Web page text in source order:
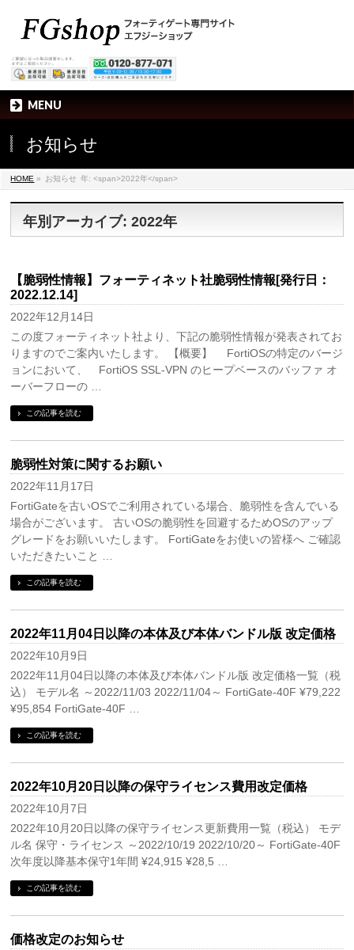
MENU
お知らせ
HOME » お知らせ 年: <span>2022年</span>
年別アーカイブ: 2022年
【脆弱性情報】フォーティネット社脆弱性情報[発行日：
2022.12.14]
2022年12月14日
この度フォーティネット社より、下記の脆弱性情報が発表されてお
りますのでご案内いたします。 【概要】 FortiOSの特定のバージ
ョンにおいて、 FortiOS SSL-VPN のヒープベースのバッファ オ
ーバーフローの …
この記事を読む
脆弱性対策に関するお願い
2022年11月17日
FortiGateを古いOSでご利用されている場合、脆弱性を含んでいる
場合がございます。 古いOSの脆弱性を回避するためOSのアップ
グレードをお願いいたします。 FortiGateをお使いの皆様へ ご確認
いただきたいこと …
この記事を読む
2022年11月04日以降の本体及び本体バンドル版 改定価格
2022年10月9日
2022年11月04日以降の本体及び本体バンドル版 改定価格一覧（税
込） モデル名 ～2022/11/03 2022/11/04～ FortiGate-40F ¥79,222
¥95,854 FortiGate-40F …
この記事を読む
2022年10月20日以降の保守ライセンス費用改定価格
2022年10月7日
2022年10月20日以降の保守ライセンス更新費用一覧（税込） モデ
ル名 保守・ライセンス ～2022/10/19 2022/10/20～ FortiGate-40F
次年度以降基本保守1年間 ¥24,915 ¥28,5 …
この記事を読む
価格改定のお知らせ